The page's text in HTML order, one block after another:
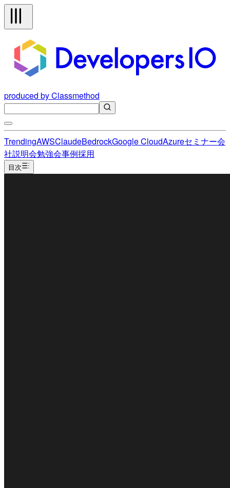
produced by Classmethod
TrendingAWSClaudeBedrockGoogle CloudAzureセミナー会
社説明会勉強会事例採用
目次